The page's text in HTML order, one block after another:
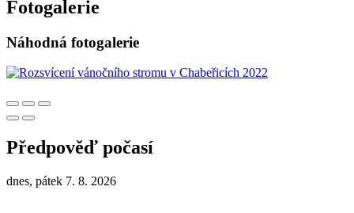
Fotogalerie
Náhodná fotogalerie
Předpověď počasí
dnes, pátek 7. 8. 2026